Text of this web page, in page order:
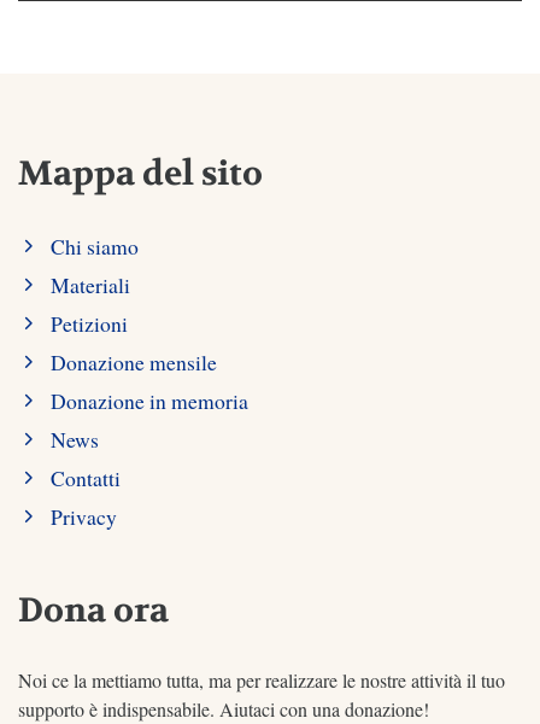
Mappa del sito
Chi siamo
Materiali
Petizioni
Donazione mensile
Donazione in memoria
News
Contatti
Privacy
Dona ora
Noi ce la mettiamo tutta, ma per realizzare le nostre attività il tuo
supporto è indispensabile. Aiutaci con una donazione!